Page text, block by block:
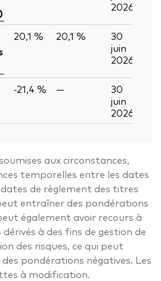
2026
20,1 % 20,1 %
30
juin
2026
-21,4 % —
30
juin
2026
aux circonstances,
temporelles entre les dates
de règlement des titres
entraîner des pondérations
également avoir recours à
à des fins de gestion de
des risques, ce qui peut
pondérations négatives. Les
à modification.